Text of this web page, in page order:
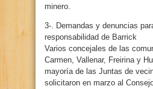
minero.
3-. Demandas y denuncias
responsabilidad de Barrick
Varios concejales de las
Carmen, Vallenar, Freirina y
mayoría de las Juntas de
solicitaron en marzo al